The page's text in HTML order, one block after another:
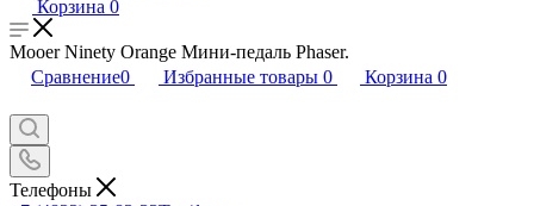
Корзина 0
Mooer Ninety Orange Мини-педаль Phaser.
Сравнение0 Избранные товары 0 Корзина 0
Телефоны